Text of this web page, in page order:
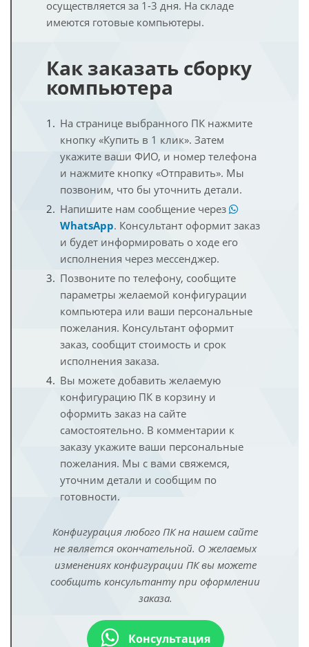
осуществляется за 1-3 дня. На складе
имеются готовые компьютеры.
Как заказать сборку
компьютера
На странице выбранного ПК нажмите
кнопку «Купить в 1 клик». Затем
укажите ваши ФИО, и номер телефона
и нажмите кнопку «Отправить». Мы
позвоним, что бы уточнить детали.
Напишите нам сообщение через
WhatsApp. Консультант оформит заказ
и будет информировать о ходе его
исполнения через мессенджер.
Позвоните по телефону, сообщите
параметры желаемой конфигурации
компьютера или ваши персональные
пожелания. Консультант оформит
заказ, сообщит стоимость и срок
исполнения заказа.
Вы можете добавить желаемую
конфигурацию ПК в корзину и
оформить заказ на сайте
самостоятельно. В комментарии к
заказу укажите ваши персональные
пожелания. Мы с вами свяжемся,
уточним детали и сообщим по
готовности.
Конфигурация любого ПК на нашем сайте
не является окончательной. О желаемых
изменениях конфигурации ПК вы можете
сообщить консультанту при оформлении
заказа.
Консультация